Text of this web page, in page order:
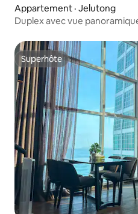
Appartement · Jelutong
Duplex avec vue
Superhôte
Superhôte